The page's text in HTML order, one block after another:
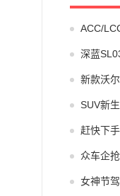
ACC/LCC迎
深蓝SL03
新款沃尔
SUV新生
赶快下手，
众车企抢
女神节驾到